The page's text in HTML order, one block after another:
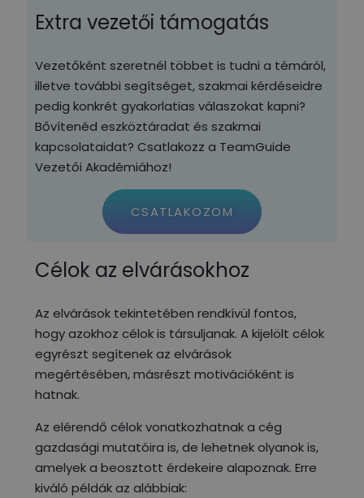
Extra vezetői támogatás
Vezetőként szeretnél többet is tudni a témáról,
illetve további segítséget, szakmai kérdéseidre
pedig konkrét gyakorlatias válaszokat kapni?
Bővítenéd eszköztáradat és szakmai
kapcsolataidat? Csatlakozz a TeamGuide
Vezetői Akadémiához!
CSATLAKOZOM
Célok az elvárásokhoz
Az elvárások tekintetében rendkívül fontos,
hogy azokhoz célok is társuljanak. A kijelölt célok
egyrészt segítenek az elvárások
megértésében, másrészt motivációként is
hatnak.
Az elérendő célok vonatkozhatnak a cég
gazdasági mutatóira is, de lehetnek olyanok is,
amelyek a beosztott érdekeire alapoznak. Erre
kiváló példák az alábbiak: